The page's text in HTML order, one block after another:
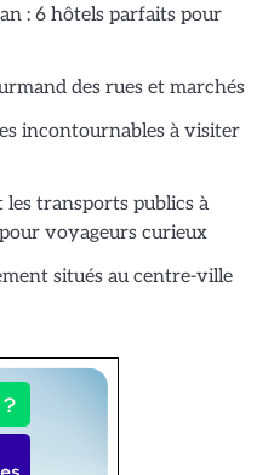
: 6 hôtels parfaits pour
des rues et marchés
incontournables à visiter
transports publics à
voyageurs curieux
situés au centre-ville